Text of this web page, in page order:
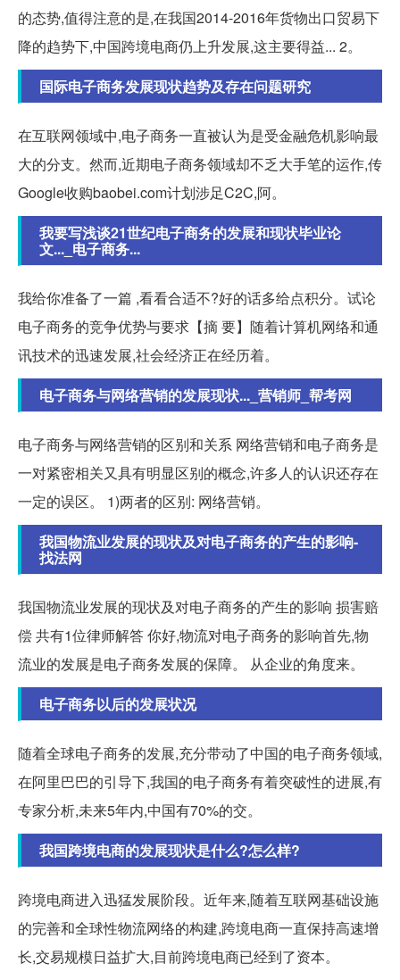
的态势,值得注意的是,在我国2014-2016年货物出口贸易下
降的趋势下,中国跨境电商仍上升发展,这主要得益... 2。
国际电子商务发展现状趋势及存在问题研究
在互联网领域中,电子商务一直被认为是受金融危机影响最
大的分支。然而,近期电子商务领域却不乏大手笔的运作,传
Google收购baobei.com计划涉足C2C,阿。
我要写浅谈21世纪电子商务的发展和现状毕业论
文..._电子商务...
我给你准备了一篇 ,看看合适不?好的话多给点积分。试论
电子商务的竞争优势与要求【摘 要】随着计算机网络和通
讯技术的迅速发展,社会经济正在经历着。
电子商务与网络营销的发展现状..._营销师_帮考网
电子商务与网络营销的区别和关系 网络营销和电子商务是
一对紧密相关又具有明显区别的概念,许多人的认识还存在
一定的误区。 1)两者的区别: 网络营销。
我国物流业发展的现状及对电子商务的产生的影响-
找法网
我国物流业发展的现状及对电子商务的产生的影响 损害赔
偿 共有1位律师解答 你好,物流对电子商务的影响首先,物
流业的发展是电子商务发展的保障。 从企业的角度来。
电子商务以后的发展状况
随着全球电子商务的发展,充分带动了中国的电子商务领域,
在阿里巴巴的引导下,我国的电子商务有着突破性的进展,有
专家分析,未来5年内,中国有70%的交。
我国跨境电商的发展现状是什么?怎么样?
跨境电商进入迅猛发展阶段。近年来,随着互联网基础设施
的完善和全球性物流网络的构建,跨境电商一直保持高速增
长,交易规模日益扩大,目前跨境电商已经到了资本。